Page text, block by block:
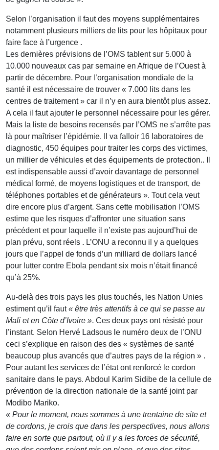
Selon l’organisation il faut des moyens supplémentaires
notamment plusieurs milliers de lits pour les hôpitaux pour
faire face à l’urgence .
Les dernières prévisions de l’OMS tablent sur 5.000 à
10.000 nouveaux cas par semaine en Afrique de l’Ouest à
partir de décembre. Pour l’organisation mondiale de la
santé il est nécessaire de trouver « 7.000 lits dans les
centres de traitement » car il n’y en aura bientôt plus assez.
A cela il faut ajouter le personnel nécessaire pour les gérer.
Mais la liste de besoins recensés par l’OMS ne s’arrête pas
là pour maîtriser l’épidémie. Il va falloir 16 laboratoires de
diagnostic, 450 équipes pour traiter les corps des victimes,
un millier de véhicules et des équipements de protection.. Il
est indispensable aussi d’avoir davantage de personnel
médical formé, de moyens logistiques et de transport, de
téléphones portables et de générateurs ». Tout cela veut
dire encore plus d’argent. Sans cette mobilisation l’OMS
estime que les risques d’affronter une situation sans
précédent et pour laquelle il n’existe pas aujourd’hui de
plan prévu, sont réels . L’ONU a reconnu il y a quelques
jours que l’appel de fonds d’un milliard de dollars lancé
pour lutter contre Ebola pendant six mois n’était financé
qu’à 25%.
Au-delà des trois pays les plus touchés, les Nation Unies
estiment qu’il faut« être très attentifs à ce qui se passe au
Mali et en Côte d’Ivoire ». Ces deux pays ont résisté pour
l’instant. Selon Hervé Ladsous le numéro deux de l’ONU
ceci s’explique en raison des des « systèmes de santé
beaucoup plus avancés que d’autres pays de la région » .
Pour autant les services de l’état ont renforcé le cordon
sanitaire dans le pays. Abdoul Karim Sidibe de la cellule de
prévention de la direction nationale de la santé joint par
Modibo Mariko.
« Pour le moment, nous sommes à une trentaine de site et
de cordons, je crois que dans les perspectives, nous allons
faire en sorte que partout, où il y a les forces de sécurité,